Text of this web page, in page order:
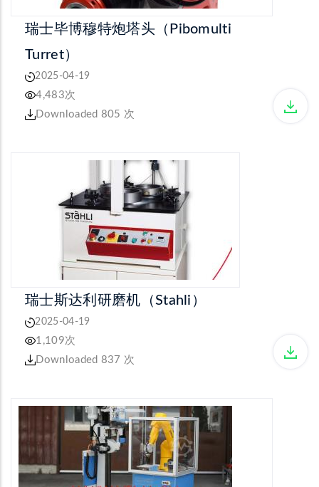
瑞士毕博穆特炮塔头（Pibomulti
Turret）
2025-04-19
4,483次
Downloaded 805 次
瑞士斯达利研磨机（Stahli）
2025-04-19
1,109次
Downloaded 837 次